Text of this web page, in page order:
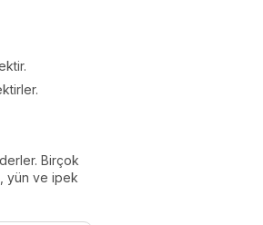
Birçok
yün ve ipek